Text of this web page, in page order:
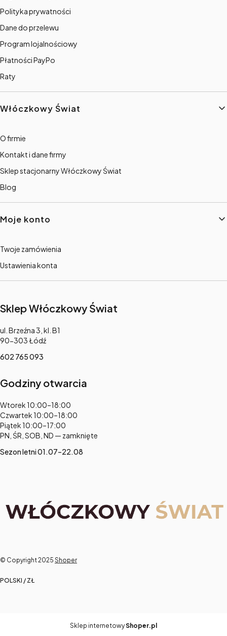
Polityka prywatności
Dane do przelewu
Program lojalnościowy
Płatności PayPo
Raty
Włóczkowy Świat
O firmie
Kontakt i dane firmy
Sklep stacjonarny Włóczkowy Świat
Blog
Moje konto
Twoje zamówienia
Ustawienia konta
Sklep Włóczkowy Świat
Adres:
ul. Brzeźna 3, kl. B1
90-303 Łódź
602 765 093
Godziny otwarcia
Adres:
Wtorek 10:00–18:00
Czwartek 10:00–18:00
Piątek 10:00–17:00
PN, ŚR, SOB, ND — zamknięte
Sezon letni 01.07–22.08
© Copyright 2025 Shoper
POLSKI / ZŁ
Sklep internetowyShoper.pl